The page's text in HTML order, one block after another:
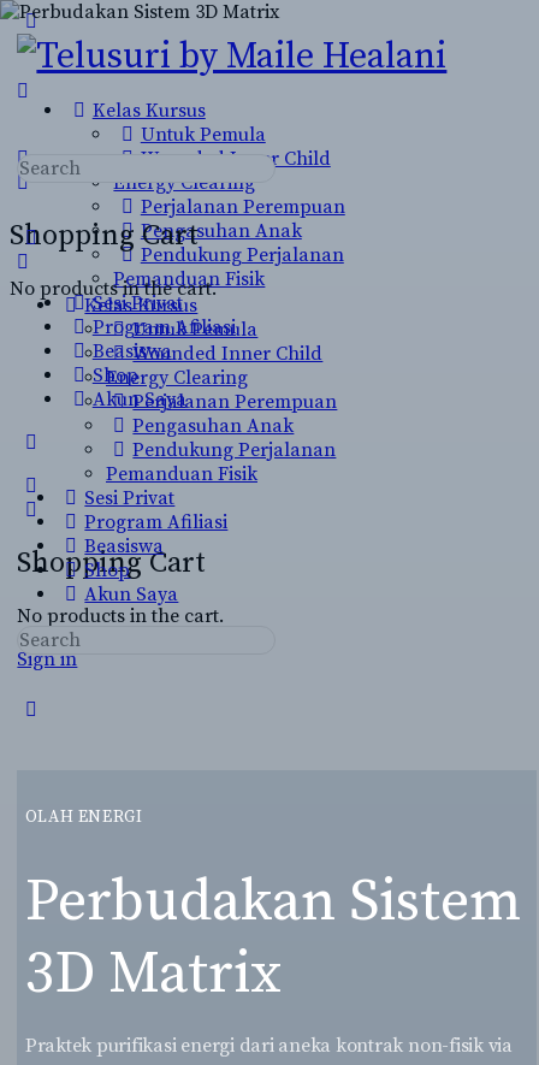
Toggle
Side
Panel
Kelas Kursus
Untuk Pemula
Wounded Inner Child
Energy Clearing
Perjalanan Perempuan
Pengasuhan Anak
Pendukung Perjalanan
Pemanduan Fisik
Sesi Privat
Program Afiliasi
Beasiswa
Shop
Akun Saya
More
options
Shopping Cart
No products in the cart.
Sign in
Shopping Cart
No products in the cart.
Search
for:
Kelas Kursus
Untuk Pemula
Wounded Inner Child
Energy Clearing
Perjalanan Perempuan
Pengasuhan Anak
Pendukung Perjalanan
Pemanduan Fisik
Sesi Privat
Program Afiliasi
Beasiswa
Shop
Akun Saya
Search
for:
OLAH ENERGI
Perbudakan Sistem
3D Matrix
Praktek purifikasi energi dari aneka kontrak non-fisik via